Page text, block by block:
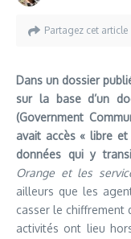
Partagez cet article
Dans un dossier
sur la base d’un
(Government
avait accès « libre
données qui y
Orange et les
ailleurs que les
casser le chiffrement
activités ont lieu